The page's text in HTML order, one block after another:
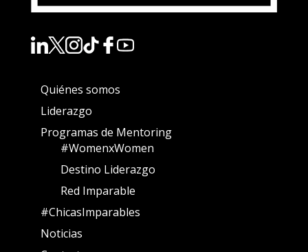
Quiénes somos
Liderazgo
Programas de Mentoring
#WomenxWomen
Destino Liderazgo
Red Imparable
#ChicasImparables
Noticias